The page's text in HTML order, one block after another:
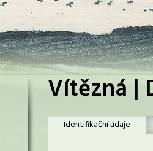
Vítězná |
Identifikační údaje